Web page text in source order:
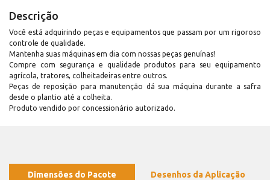
Descrição
Você está adquirindo peças e equipamentos que passam por um rigoroso
controle de qualidade.
Mantenha suas máquinas em dia com nossas peças genuínas!
Compre com segurança e qualidade produtos para seu equipamento
agrícola, tratores, colheitadeiras entre outros.
Peças de reposição para manutenção dá sua máquina durante a safra
desde o plantio até a colheita.
Produto vendido por concessionário autorizado.
Dimensões do Pacote Desenhos da Aplicação